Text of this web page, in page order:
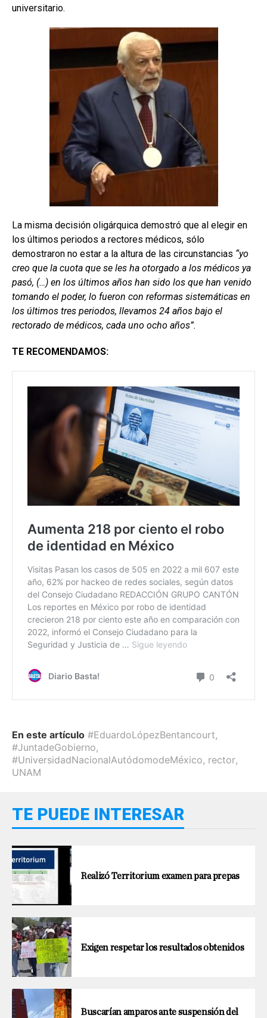
universitario.
La misma decisión oligárquica demostró que al elegir en
los últimos periodos a rectores médicos, sólo
demostraron no estar a la altura de las circunstancias “yo
creo que la cuota que se les ha otorgado a los médicos ya
pasó, (…) en los últimos años han sido los que han venido
tomando el poder, lo fueron con reformas sistemáticas en
los últimos tres periodos, llevamos 24 años bajo el
rectorado de médicos, cada uno ocho años”.
TE RECOMENDAMOS:
En este artículo #EduardoLópezBentancourt,
#JuntadeGobierno,
#UniversidadNacionalAutódomodeMéxico, rector,
UNAM
TE PUEDE INTERESAR
Realizó Territorium examen para prepas
Exigen respetar los resultados obtenidos
Buscarían amparos ante suspensión del